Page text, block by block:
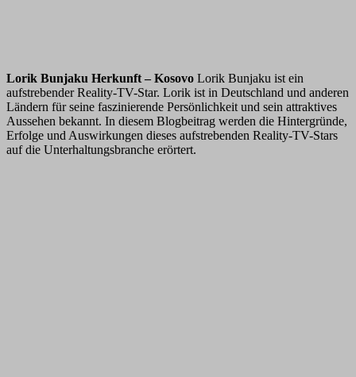
Lorik Bunjaku Herkunft – Kosovo Lorik Bunjaku ist ein
aufstrebender Reality-TV-Star. Lorik ist in Deutschland und anderen
Ländern für seine faszinierende Persönlichkeit und sein attraktives
Aussehen bekannt. In diesem Blogbeitrag werden die Hintergründe,
Erfolge und Auswirkungen dieses aufstrebenden Reality-TV-Stars
auf die Unterhaltungsbranche erörtert.